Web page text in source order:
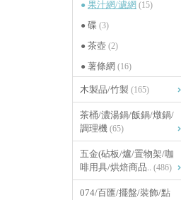
果汁網/濾網 (15)
碟 (3)
茶壺 (2)
薯條網 (16)
木製品/竹製 (165)
茶桶/濃湯鍋/飯鍋/燉鍋/
調理機 (65)
五金(砧板/爐/置物架/咖
啡用具/烘焙商品.. (486)
074/百匯/擺盤/裝飾/點